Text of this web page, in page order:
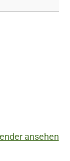
ansehen